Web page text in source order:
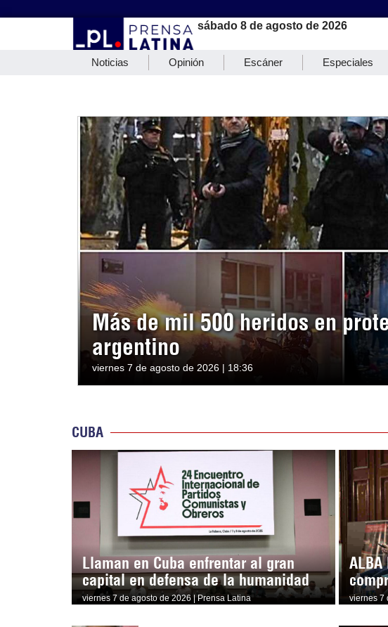
sábado 8 de agosto de 2026
Noticias Opinión Escáner Especiales
Más de mil 500 heridos en
argentino
viernes 7 de agosto de 2026 | 18:36
CUBA
Llaman en Cuba enfrentar al gran
capital en defensa de la humanidad
viernes 7 de agosto de 2026 | Prensa Latina viernes 7